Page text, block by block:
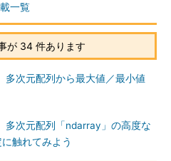
一覧
が 34 件あります
多次元配列から最大値／最小値
多次元配列「ndarray」の高度な
触れてみよう